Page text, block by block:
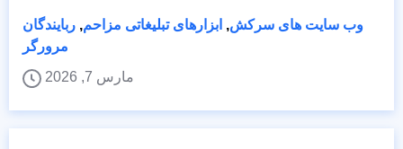
وب سایت های سرکش, ابزارهای تبلیغاتی مزاحم, ربایندگان
مرورگر
مارس 7, 2026